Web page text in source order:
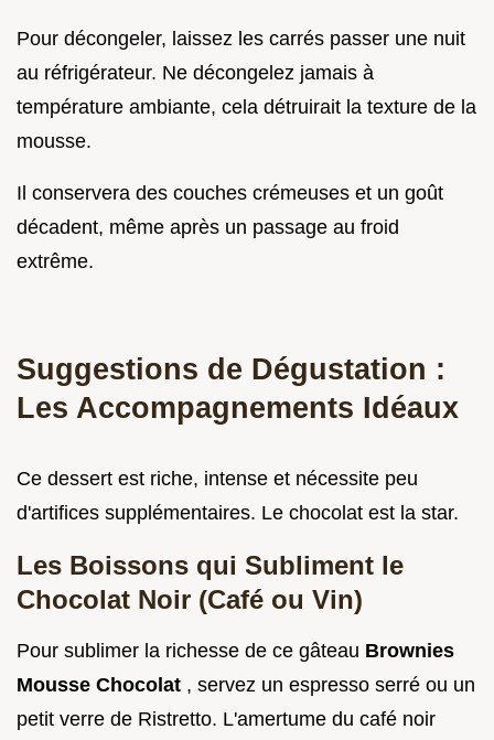
Pour décongeler, laissez les carrés passer une nuit
au réfrigérateur. Ne décongelez jamais à
température ambiante, cela détruirait la texture de la
mousse.
Il conservera des couches crémeuses et un goût
décadent, même après un passage au froid
extrême.
Suggestions de Dégustation :
Les Accompagnements Idéaux
Ce dessert est riche, intense et nécessite peu
d'artifices supplémentaires. Le chocolat est la star.
Les Boissons qui Subliment le
Chocolat Noir (Café ou Vin)
Pour sublimer la richesse de ce gâteau Brownies
Mousse Chocolat , servez un espresso serré ou un
petit verre de Ristretto. L'amertume du café noir